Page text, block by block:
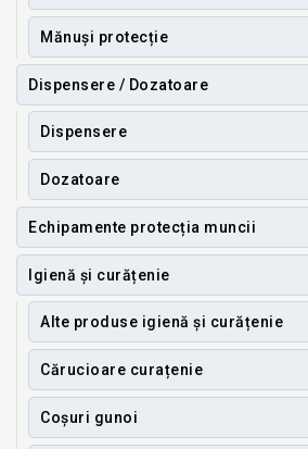
Mănuși protecție
Dispensere / Dozatoare
Dispensere
Dozatoare
Echipamente protecția muncii
Igienă și curățenie
Alte produse igienă și curățenie
Cărucioare curațenie
Coșuri gunoi